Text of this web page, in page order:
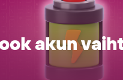
akun